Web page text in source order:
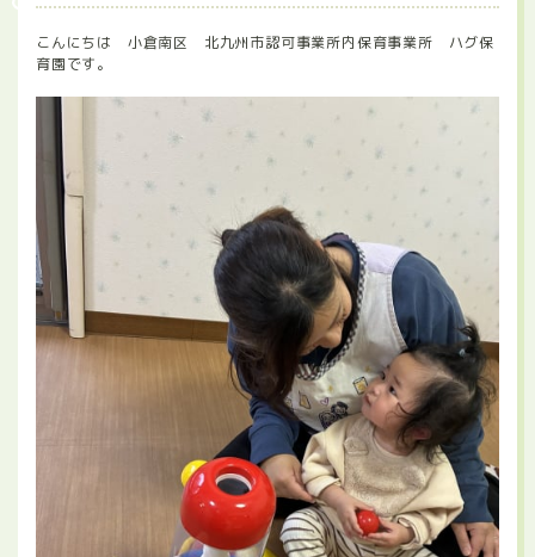
こんにちは 小倉南区 北九州市認可事業所内保育事業所 ハグ保
育園です。